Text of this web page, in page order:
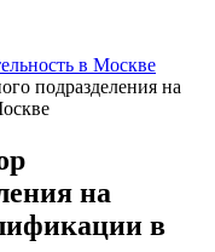
в Москве
подразделения на
на
в